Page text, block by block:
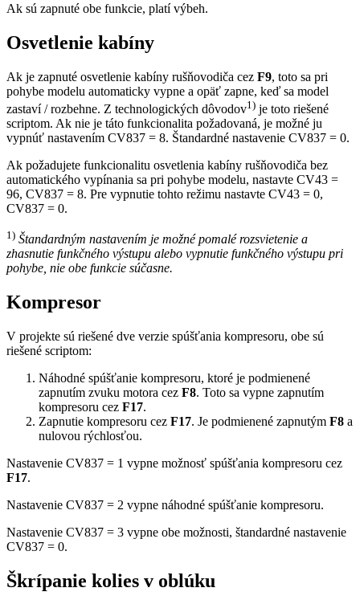
Ak sú zapnuté obe funkcie, platí výbeh.
Osvetlenie kabíny
Ak je zapnuté osvetlenie kabíny rušňovodiča cez F9, toto sa pri
pohybe modelu automaticky vypne a opäť zapne, keď sa model
zastaví / rozbehne. Z technologických dôvodov1) je toto riešené
scriptom. Ak nie je táto funkcionalita požadovaná, je možné ju
vypnúť nastavením CV837 = 8. Štandardné nastavenie CV837 = 0.
Ak požadujete funkcionalitu osvetlenia kabíny rušňovodiča bez
automatického vypínania sa pri pohybe modelu, nastavte CV43 =
96, CV837 = 8. Pre vypnutie tohto režimu nastavte CV43 = 0,
CV837 = 0.
1) Štandardným nastavením je možné pomalé rozsvietenie a
zhasnutie funkčného výstupu alebo vypnutie funkčného výstupu pri
pohybe, nie obe funkcie súčasne.
Kompresor
V projekte sú riešené dve verzie spúšťania kompresoru, obe sú
riešené scriptom:
Náhodné spúšťanie kompresoru, ktoré je podmienené
zapnutím zvuku motora cez F8. Toto sa vypne zapnutím
kompresoru cez F17.
Zapnutie kompresoru cez F17. Je podmienené zapnutým F8 a
nulovou rýchlosťou.
Nastavenie CV837 = 1 vypne možnosť spúšťania kompresoru cez
F17.
Nastavenie CV837 = 2 vypne náhodné spúšťanie kompresoru.
Nastavenie CV837 = 3 vypne obe možnosti, štandardné nastavenie
CV837 = 0.
Škrípanie kolies v oblúku